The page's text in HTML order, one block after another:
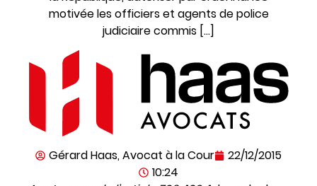
motivée les officiers et agents de police
judiciaire commis […]
Gérard Haas, Avocat à la Cour
22/12/2015
10:24